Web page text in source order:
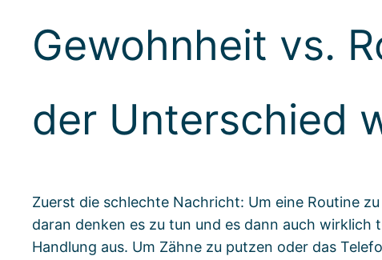
Gewohnheit vs.
der Unterschied
Zuerst die schlechte Nachricht: Um eine Routine
daran denken es zu tun und es dann auch wirklich
Handlung aus. Um Zähne zu putzen oder das